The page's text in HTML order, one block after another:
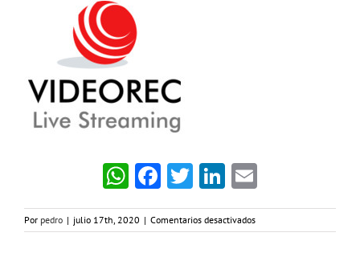
WhatsApp
Facebook
TwitterLinkedIn
Por pedro | julio 17th, 2020 | Comentarios desactivadosen
SmallSquareLogoJpg